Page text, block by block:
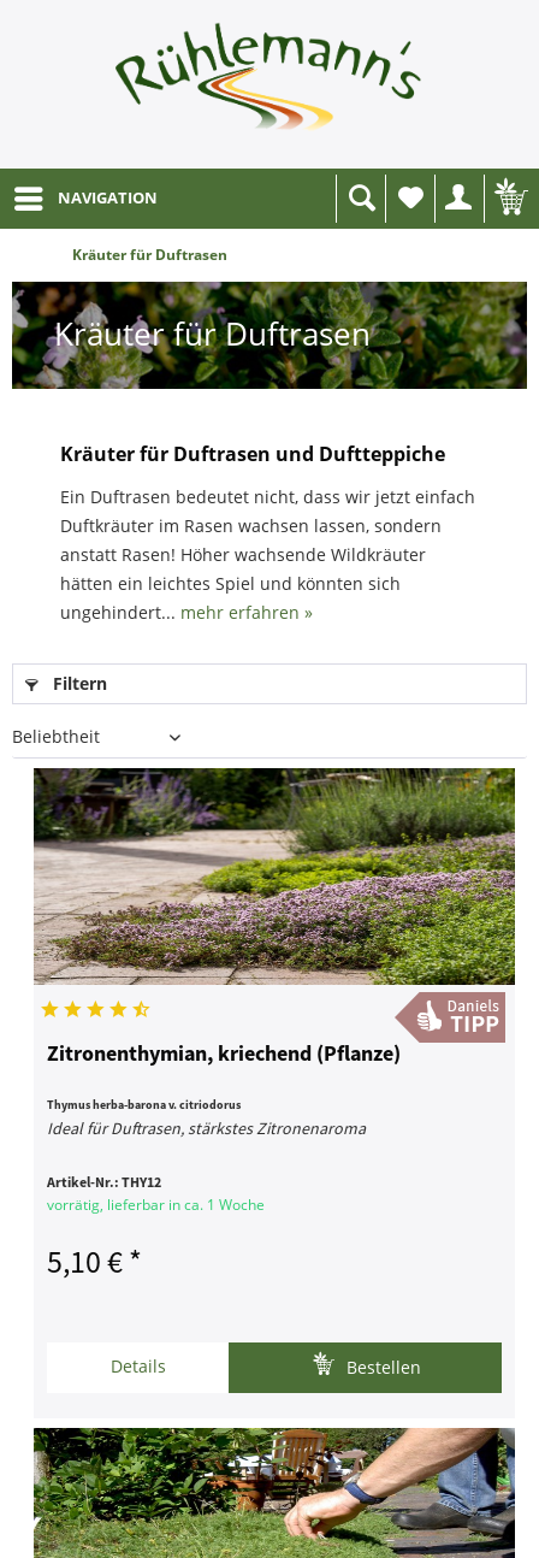
NAVIGATION
Wunschliste
Kräuter für Duftrasen
Kräuter für Duftrasen
Kräuter für Duftrasen und Duftteppiche
Ein Duftrasen bedeutet nicht, dass wir jetzt einfach
Duftkräuter im Rasen wachsen lassen, sondern
anstatt Rasen! Höher wachsende Wildkräuter
hätten ein leichtes Spiel und könnten sich
ungehindert... mehr erfahren »
Filtern
Zitronenthymian, kriechend (Pflanze)
Thymus herba-barona v. citriodorus
Ideal für Duftrasen, stärkstes Zitronenaroma
Artikel-Nr.:THY12
vorrätig, lieferbar in ca. 1 Woche
5,10 € *
Details Bestellen